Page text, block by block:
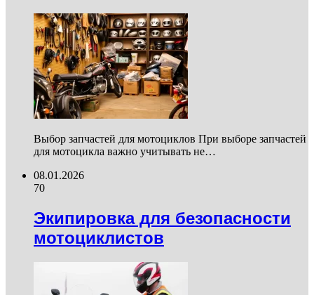
Выбор запчастей для мотоциклов При выборе запчастей
для мотоцикла важно учитывать не…
08.01.2026
70
Экипировка для безопасности
мотоциклистов